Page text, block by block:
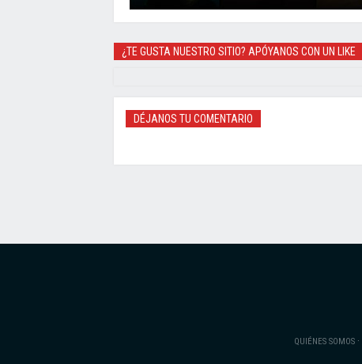
¿TE GUSTA NUESTRO SITIO? APÓYANOS CON UN LIKE
DÉJANOS TU COMENTARIO
QUIÉNES SOMOS·